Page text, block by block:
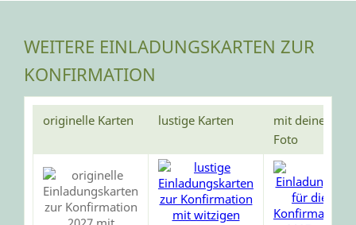
WEITERE EINLADUNGSKARTEN ZUR
KONFIRMATION
originelle Karten lustige Karten
mit deinem
Foto